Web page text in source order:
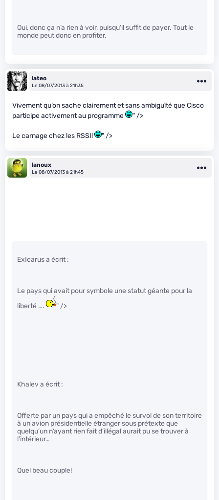
Oui, donc ça n’a rien à voir, puisqu’il suffit de payer. Tout le
monde peut donc en profiter.
lateo
Le 08/07/2013 à 21h35
Vivement qu’on sache clairement et sans ambiguïté que Cisco
participe activement au programme
" />
Le carnage chez les RSSI! " />
lanoux
Le 08/07/2013 à 21h45
ExIcarus a écrit :
Le pays qui avait pour symbole une statut géante pour la
liberté ….
" />
Khalev a écrit :
Offerte par un pays qui a empêché le survol de son territoire
à un avion présidentielle étranger sous prétexte que
quelqu’un n’ayant rien fait d’illégal aurait pu se trouver à
l’intérieur…
Quel beau couple!